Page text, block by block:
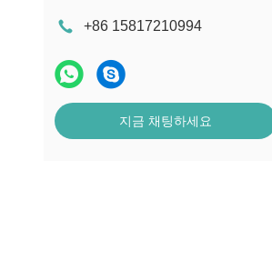
+86 15817210994
지금 채팅하세요